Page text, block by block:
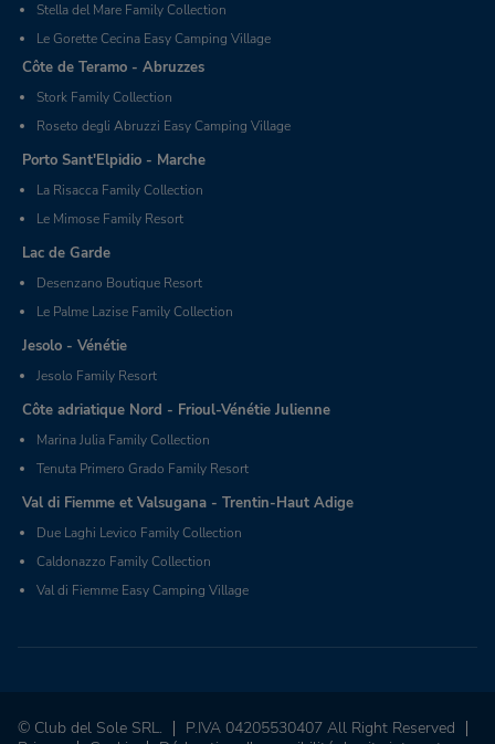
Stella del Mare Family Collection
Le Gorette Cecina Easy Camping Village
Côte de Teramo - Abruzzes
Stork Family Collection
Roseto degli Abruzzi Easy Camping Village
Porto Sant'Elpidio - Marche
La Risacca Family Collection
Le Mimose Family Resort
Lac de Garde
Desenzano Boutique Resort
Le Palme Lazise Family Collection
Jesolo - Vénétie
Jesolo Family Resort
Côte adriatique Nord - Frioul-Vénétie Julienne
Marina Julia Family Collection
Tenuta Primero Grado Family Resort
Val di Fiemme et Valsugana - Trentin-Haut Adige
Due Laghi Levico Family Collection
Caldonazzo Family Collection
Val di Fiemme Easy Camping Village
© Club del Sole SRL.
P.IVA 04205530407 All Right Reserved